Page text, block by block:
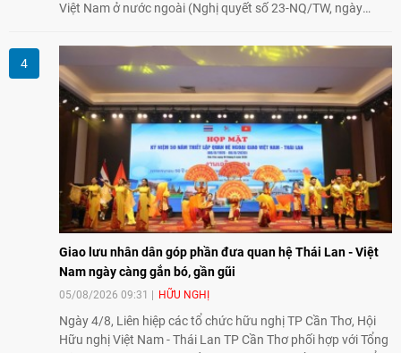
Việt Nam ở nước ngoài (Nghị quyết số 23-NQ/TW, ngày
Giao lưu nhân dân góp phần đưa quan hệ Thái Lan - Việt
Nam ngày càng gắn bó, gần gũi
05/08/2026 09:31 HỮU NGHỊ
Ngày 4/8, Liên hiệp các tổ chức hữu nghị TP Cần Thơ, Hội
Hữu nghị Việt Nam - Thái Lan TP Cần Thơ phối hợp với Tổng